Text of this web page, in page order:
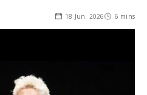
18 Jun. 2026 6 mins